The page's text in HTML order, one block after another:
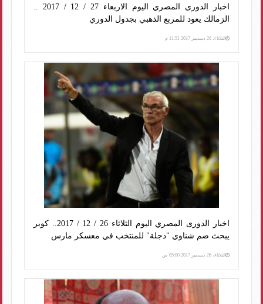
اخبار الدورى المصري اليوم الاربعاء 27 / 12 / 2017 ..
الزمالك يعود للمربع الذهبي بجدول الدوري
الثلاثاء، 26 ديسمبر 2017 11:51 م
اخبار الدورى المصري اليوم الثلاثاء 26 / 12 / 2017.. كوبر
يبحث ضم شناوي "دجلة" للمنتخب في معسكر مارس
الثلاثاء، 26 ديسمبر 2017 05:00 ص